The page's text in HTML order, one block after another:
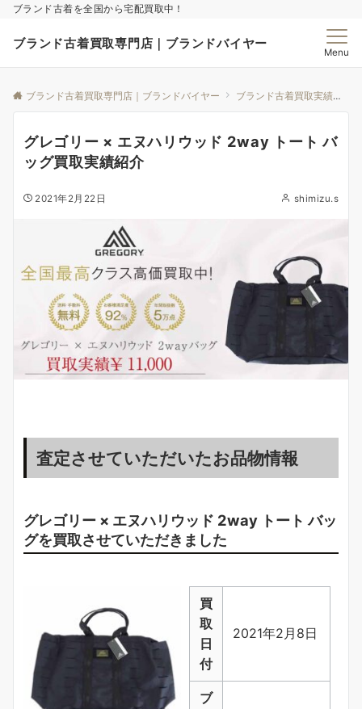
ブランド古着を全国から宅配買取中！
ブランド古着買取専門店｜ブランドバイヤー
Menu
ブランド古着買取専門店｜ブランドバイヤー ブランド古着買取実績｜ブランドバイヤー
グレゴリー × エヌハリウッド 2way トート バ
ッグ買取実績紹介
2021年2月22日 shimizu.s
査定させていただいたお品物情報
グレゴリー × エヌハリウッド 2way トート バッ
グを買取させていただきました
買
取
日
付
2021年2月8日
ブ